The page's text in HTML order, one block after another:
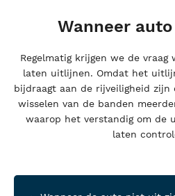
Wanneer
Regelmatig krijgen we de
laten uitlijnen. Omdat het
bijdraagt aan de rijveiligheid zijn
wisselen van de banden
waarop het verstandig om de
laten